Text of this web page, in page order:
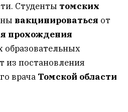
Студенты томских
вакцинироваться от
прохождения
образовательных
из постановления
врача Томской области